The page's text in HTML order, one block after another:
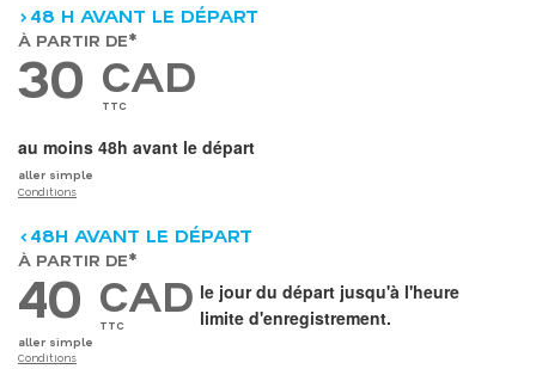
>48 H AVANT LE DÉPART
À PARTIR DE*
30 CAD
TTC
au moins 48h avant le départ
aller simple
Conditions
<48H AVANT LE DÉPART
À PARTIR DE*
40 CAD
TTC
le jour du départ jusqu'à l'heure
limite d'enregistrement.
aller simple
Conditions